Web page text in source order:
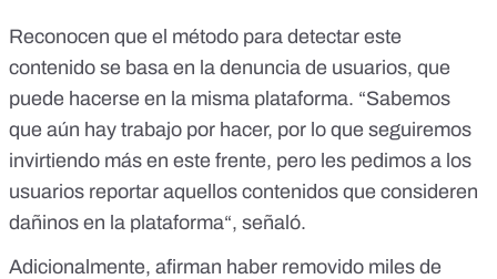
Reconocen que el método para detectar este
contenido se basa en la denuncia de usuarios, que
puede hacerse en la misma plataforma. “Sabemos
que aún hay trabajo por hacer, por lo que seguiremos
invirtiendo más en este frente, pero les pedimos a los
usuarios reportar aquellos contenidos que consideren
dañinos en la plataforma“, señaló.
Adicionalmente, afirman haber removido miles de